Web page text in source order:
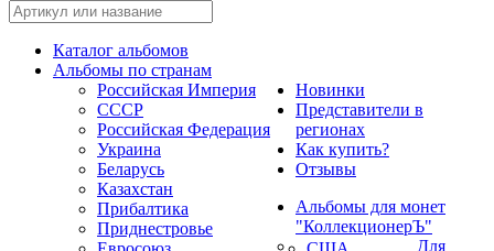
Каталог альбомов
Альбомы по странам
Российская Империя
СССР
Российская Федерация
Украина
Беларусь
Казахстан
Прибалтика
Приднестровье
Новинки
Представители в
регионах
Как купить?
Отзывы
Альбомы для монет
"КоллекционерЪ"
Для